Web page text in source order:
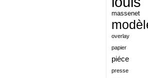
arch
architecture
ariel
massenet
overlay
papier
piéce
presse